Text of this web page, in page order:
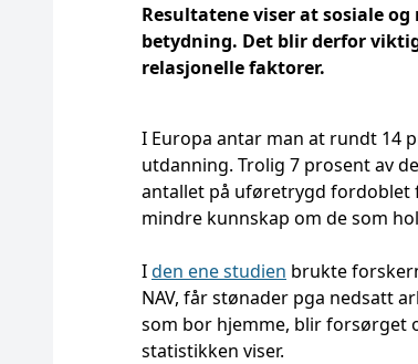
Resultatene viser at sosiale
betydning. Det blir derfor
relasjonelle faktorer.
I Europa antar man at rundt 14
utdanning. Trolig 7 prosent av
antallet på uføretrygd fordoblet
mindre kunnskap om de som
Iden ene studien brukte
NAV, får stønader pga nedsatt
som bor hjemme, blir forsørget
statistikken viser.